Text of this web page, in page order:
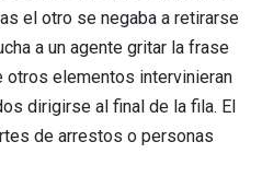
el otro se negaba a retirarse
a un agente gritar la frase
otros elementos intervinieran
dirigirse al final de la fila. El
de arrestos o personas